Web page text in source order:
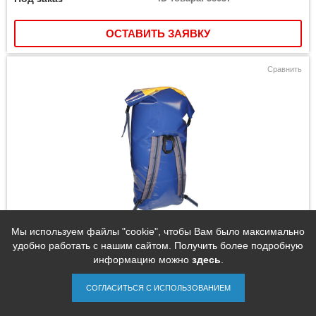
ОСТАВИТЬ ЗАЯВКУ
Сравнить
Гермоупаковка Baseg ГР 50
2 184 руб.
Мы используем файлы "cookie", чтобы Вам было максимально
удобно работать с нашим сайтом. Получить более подробную
информацию можно здесь
СОГЛАСИТЬСЯ С ИСПОЛЬЗОВАНИЕМ